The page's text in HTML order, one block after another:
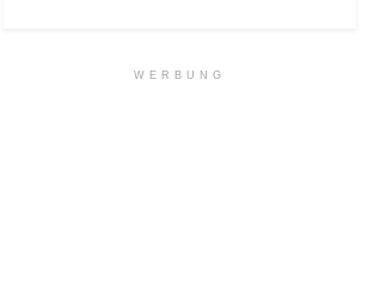
WERBUNG